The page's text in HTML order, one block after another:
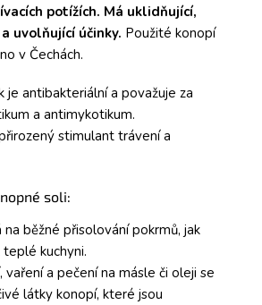
potížích. Má uklidňující,
uvolňující účinky. Použité konopí
v Čechách.
je antibakteriální a považuje za
a antimykotikum.
stimulant trávení a
soli:
na běžné přisolování pokrmů, jak
kuchyni.
vaření a pečení na másle či oleji se
látky konopí, které jsou